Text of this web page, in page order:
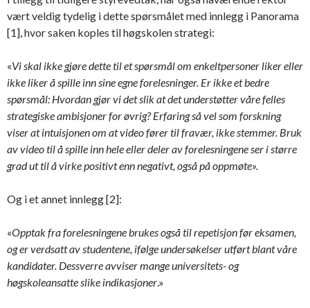
vært veldig tydelig i dette spørsmålet med innlegg i Panorama
[1], hvor saken koples til høgskolen strategi:
«Vi skal ikke gjøre dette til et spørsmål om enkeltpersoner liker eller
ikke liker å spille inn sine egne forelesninger. Er ikke et bedre
spørsmål: Hvordan gjør vi det slik at det understøtter våre felles
strategiske ambisjoner for øvrig? Erfaring så vel som forskning
viser at intuisjonen om at video fører til fravær, ikke stemmer. Bruk
av video til å spille inn hele eller deler av forelesningene ser i større
grad ut til å virke positivt enn negativt, også på oppmøte».
Og i et annet innlegg [2]:
«Opptak fra forelesningene brukes også til repetisjon før eksamen,
og er verdsatt av studentene, ifølge undersøkelser utført blant våre
kandidater. Dessverre avviser mange universitets- og
høgskoleansatte slike indikasjoner.»